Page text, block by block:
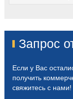
Запрос
Если у Вас
получить
свяжитесь с нами!